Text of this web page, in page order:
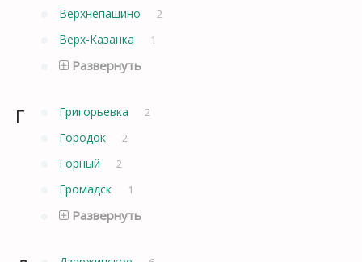
Верхнепашино 2
Верх-Казанка 1
Развернуть
Г Григорьевка 2
Городок 2
Горный 2
Громадск 1
Развернуть